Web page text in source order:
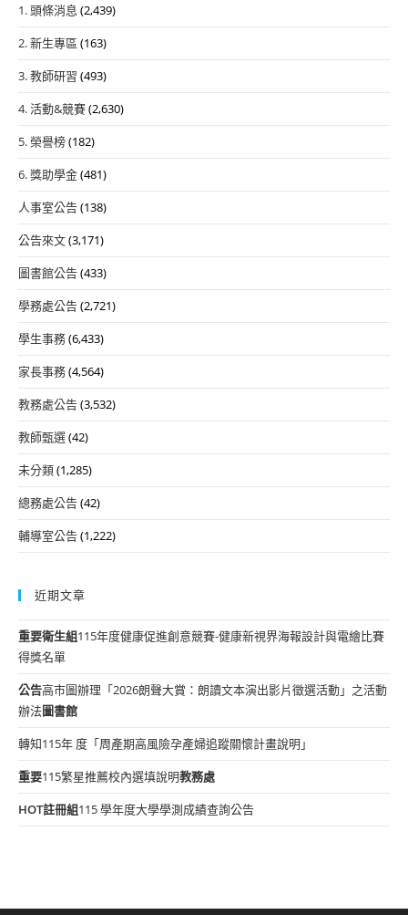
1. 頭條消息 (2,439)
2. 新生專區 (163)
3. 教師研習 (493)
4. 活動&競賽(2,630)
5. 榮譽榜(182)
6. 獎助學金(481)
人事室公告(138)
公告來文(3,171)
圖書館公告(433)
學務處公告(2,721)
學生事務(6,433)
家長事務(4,564)
教務處公告(3,532)
教師甄選(42)
未分類(1,285)
總務處公告(42)
輔導室公告(1,222)
近期文章
重要衛生組115年度健康促進創意競賽-健康新視界海報設計與電繪比賽
得獎名單
公告高市圖辦理「2026朗聲大賞：朗讀文本演出影片徵選活動」之活動
辦法圖書館
轉知115年 度「周產期高風險孕產婦追蹤關懷計畫說明」
重要115繁星推薦校內選填說明教務處
HOT註冊組115 學年度大學學測成績查詢公告